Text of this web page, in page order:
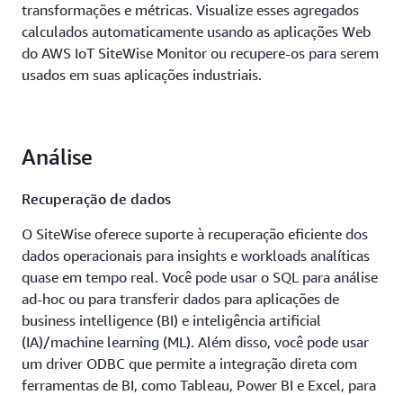
transformações e métricas. Visualize esses agregados
calculados automaticamente usando as aplicações Web
do AWS IoT SiteWise Monitor ou recupere-os para serem
usados em suas aplicações industriais.
Análise
Recuperação de dados
O SiteWise oferece suporte à recuperação eficiente dos
dados operacionais para insights e workloads analíticas
quase em tempo real. Você pode usar o SQL para análise
ad-hoc ou para transferir dados para aplicações de
business intelligence (BI) e inteligência artificial
(IA)/machine learning (ML). Além disso, você pode usar
um driver ODBC que permite a integração direta com
ferramentas de BI, como Tableau, Power BI e Excel, para